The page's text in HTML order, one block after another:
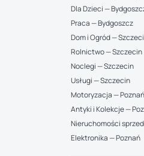
Dla Dzieci —
Praca — Bydgoszcz
Dom i Ogród —
Rolnictwo — Szczecin
Noclegi — Szczecin
Usługi — Szczecin
Motoryzacja — Poznań
Antyki i Kolekcje —
Nieruchomości
Elektronika — Poznań